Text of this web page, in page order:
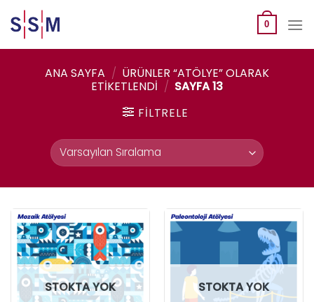
to
content
0
ANA SAYFA / ÜRÜNLER “ATÖLYE” OLARAK
ETIKETLENDI / SAYFA 13
FILTRELE
STOKTA YOK STOKTA YOK